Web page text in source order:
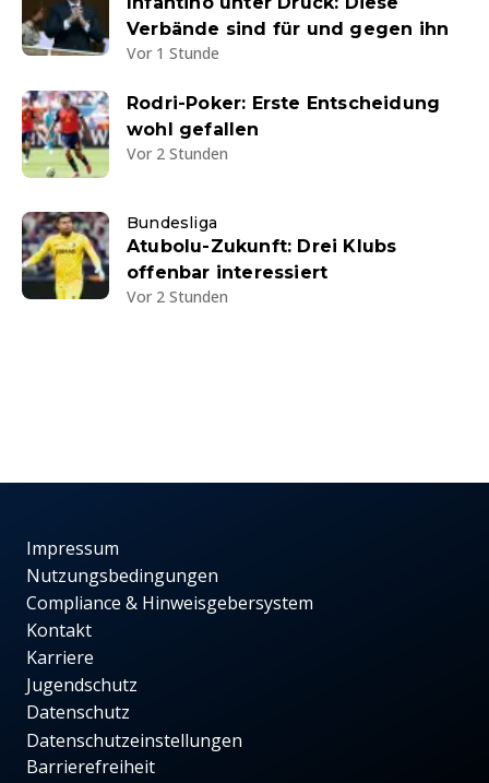
Verbände sind für und gegen ihn
Vor 1 Stunde
Rodri-Poker: Erste Entscheidung
wohl gefallen
Vor 2 Stunden
Bundesliga
Atubolu-Zukunft: Drei Klubs
offenbar interessiert
Vor 2 Stunden
Impressum
Nutzungsbedingungen
Compliance & Hinweisgebersystem
Kontakt
Karriere
Jugendschutz
Datenschutz
Datenschutzeinstellungen
Barrierefreiheit